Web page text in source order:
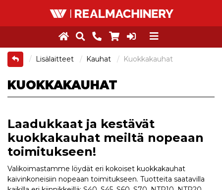
Lisälaitteet Kauhat Kuokkakauhat
KUOKKAKAUHAT
Laadukkaat ja kestävät
kuokkakauhat meiltä nopeaan
toimitukseen!
Valikoimastamme löydät eri kokoiset kuokkakauhat
kaivinkoneisiin nopeaan toimitukseen. Tuotteita saatavilla